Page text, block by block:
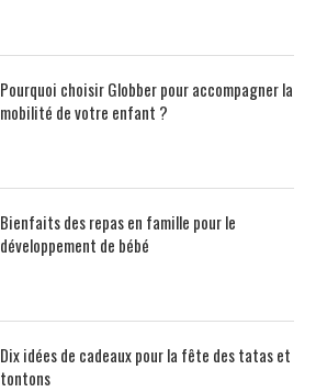
Pourquoi choisir Globber pour accompagner la
mobilité de votre enfant ?
Bienfaits des repas en famille pour le
développement de bébé
Dix idées de cadeaux pour la fête des tatas et
tontons